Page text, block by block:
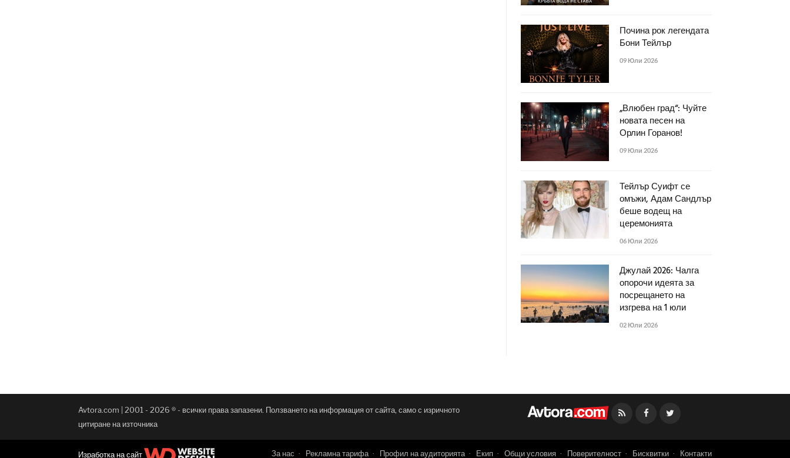
Почина рок легендата
Бони Тейлър
09 Юли 2026
„Влюбен град“: Чуйте
новата песен на
Орлин Горанов!
09 Юли 2026
Тейлър Суифт се
омъжи, Адам Сандлър
беше водещ на
церемонията
06 Юли 2026
Джулай 2026: Чалга
опорочи идеята за
посрещането на
изгрева на 1 юли
02 Юли 2026
Avtora.com | 2001 - 2026 ® - всички права запазени. Ползването на информация от сайта, само с изричното
цитиране на източника
Facebook
Изработка на сайт За нас Рекламна тарифа Профил на аудиторията Екип Общи условия Поверителност Бисквитки Контакти